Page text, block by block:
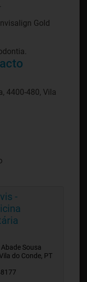
Gold
4400-480, Vila
-
Sousa
do Conde, PT